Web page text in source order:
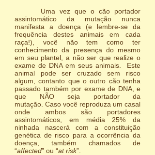
Uma vez que o cão portador
assintomático da mutação nunca
manifesta a doença (e lembre-se da
frequência destes animais em cada
raça!), você não tem como ter
conhecimento da presença do mesmo
em seu plantel, a não ser que realize o
exame de DNA em seus animais. Este
animal pode ser cruzado sem risco
algum, contanto que o outro cão tenha
passado também por exame de DNA, e
que NÃO seja portador da
mutação. Caso você reproduza um casal
onde ambos são portadores
assintomáticos, em média 25% da
ninhada nascerá com a constituição
genética de risco para a ocorrência da
doença, também chamados de
“affected” ou “at risk”.